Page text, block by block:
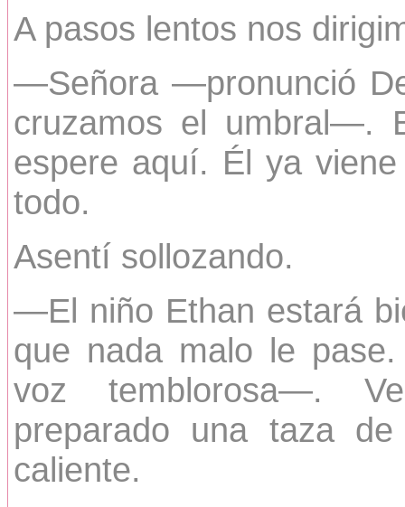
A pasos lentos nos
—Señora —pronunció
cruzamos el umbral—.
espere aquí. Él ya
todo.
Asentí sollozando.
—El niño Ethan estará
que nada malo le
voz temblorosa—.
preparado una taza
caliente.